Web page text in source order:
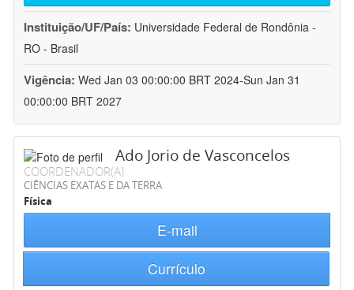
Instituição/UF/País: Universidade Federal de Rondônia -
RO - Brasil
Vigência: Wed Jan 03 00:00:00 BRT 2024-Sun Jan 31
00:00:00 BRT 2027
Ado Jorio de Vasconcelos
COORDENADOR(A)
CIÊNCIAS EXATAS E DA TERRA
Física
E-mail
Currículo